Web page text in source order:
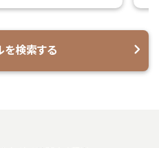
を検索する